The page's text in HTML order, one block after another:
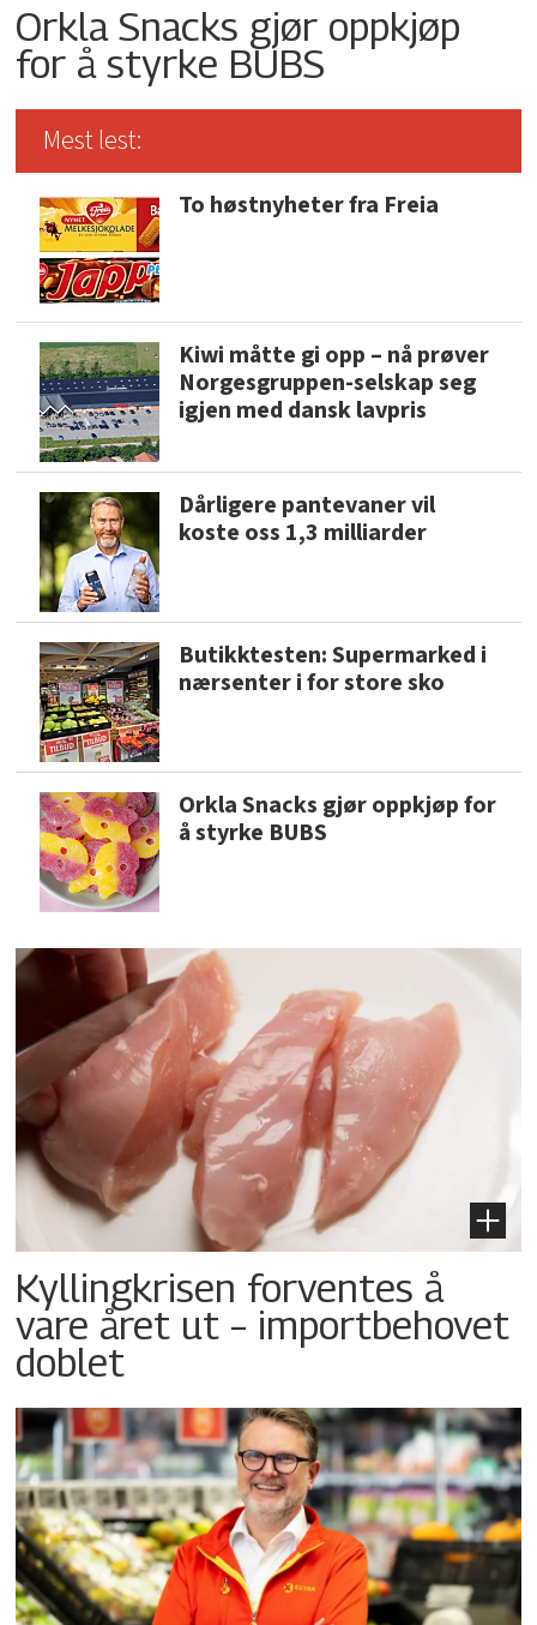
Orkla Snacks gjør oppkjøp
for å styrke BUBS
Mest lest:
To høstnyheter fra Freia
Kiwi måtte gi opp – nå prøver
Norgesgruppen-selskap seg
igjen med dansk lavpris
Dårligere pantevaner vil
koste oss 1,3 milliarder
Butikktesten: Supermarked i
nærsenter i for store sko
Orkla Snacks gjør oppkjøp for
å styrke BUBS
Kyllingkrisen forventes å
vare året ut – importbehovet
doblet